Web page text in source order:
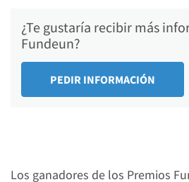
¿Te gustaría recibir más
Fundeun?
Los ganadores de los Premios